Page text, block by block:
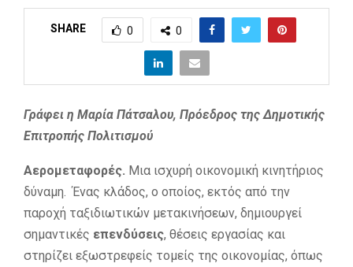
SHARE 0 0
Γράφει η Μαρία Πάτσαλου, Πρόεδρος της Δημοτικής
Επιτροπής Πολιτισμού
Αερομεταφορές. Μια ισχυρή οικονομική κινητήριος
δύναμη. Ένας κλάδος, ο οποίος, εκτός από την
παροχή ταξιδιωτικών μετακινήσεων, δημιουργεί
σημαντικές επενδύσεις, θέσεις εργασίας και
στηρίζει εξωστρεφείς τομείς της οικονομίας, όπως